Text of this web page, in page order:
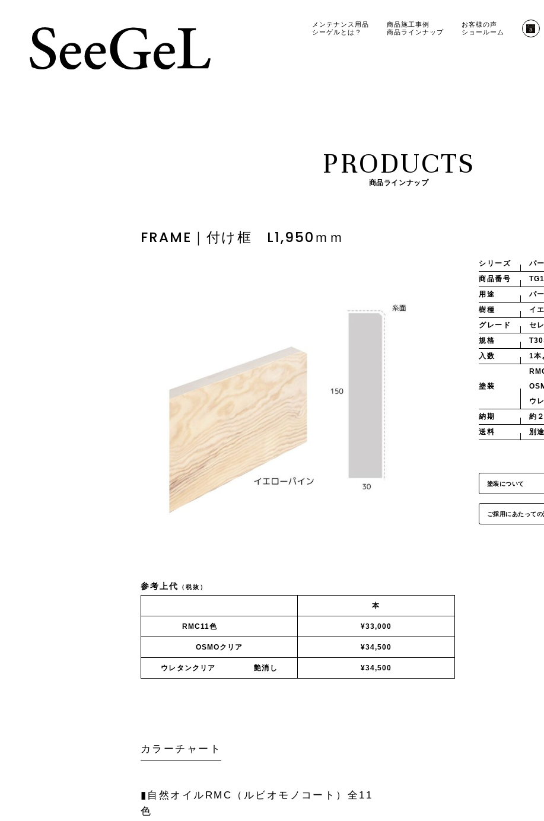
メンテナンス用品
シーゲルとは？
商品施工事例
商品ラインナップ
お客様の声
ショールーム
PRODUCTS
商品ラインナップ
FRAME｜付け框 L1,950ｍｍ
参考上代 （税抜）
本
RMC11色 ¥33,000
OSMOクリア ¥34,500
ウレタンクリア 艶消し ¥34,500
シリーズ
パ
商品番号
用途
パ
樹種
イ
グレード
セ
規格
入数
1本
塗装
ウ
納期
約
送料
別
塗装について
ご採用にあたっての
カラーチャート
▮自然オイルRMC（ルビオモノコート）全11